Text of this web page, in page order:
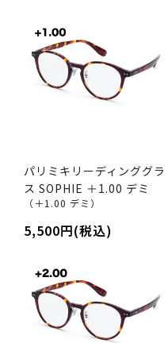
パリミキリーディンググラ
ス SOPHIE ＋1.00 デミ
（＋1.00 デミ）
5,500円(税込)